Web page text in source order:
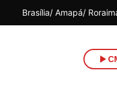
Brasília Amapá